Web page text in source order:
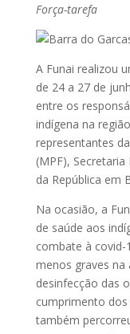
Força-tarefa
A Funai realizou
de 24 a 27 de
entre os
indígena na
representantes
(MPF),
da República em
Na ocasião, a
de saúde aos
combate à
menos graves
desinfecção das
cumprimento
também